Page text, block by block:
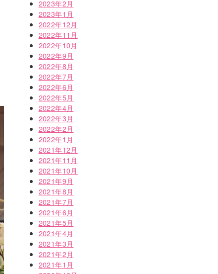
2023年2月
2023年1月
2022年12月
2022年11月
2022年10月
2022年9月
2022年8月
2022年7月
2022年6月
2022年5月
2022年4月
2022年3月
2022年2月
2022年1月
2021年12月
2021年11月
2021年10月
2021年9月
2021年8月
2021年7月
2021年6月
2021年5月
2021年4月
2021年3月
2021年2月
2021年1月